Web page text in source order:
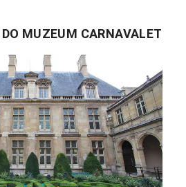
MUZEUM CARNAVALET